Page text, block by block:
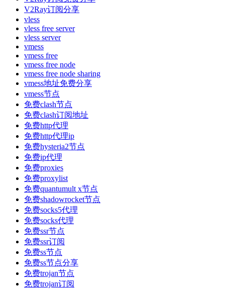
V2Ray订阅分享
vless
vless free server
vless server
vmess
vmess free
vmess free node
vmess free node sharing
vmess地址免费分享
vmess节点
免费clash节点
免费clash订阅地址
免费http代理
免费http代理ip
免费hysteria2节点
免费ip代理
免费proxies
免费proxylist
免费quantumult x节点
免费shadowrocket节点
免费socks5代理
免费socks代理
免费ssr节点
免费ssr订阅
免费ss节点
免费ss节点分享
免费trojan节点
免费trojan订阅